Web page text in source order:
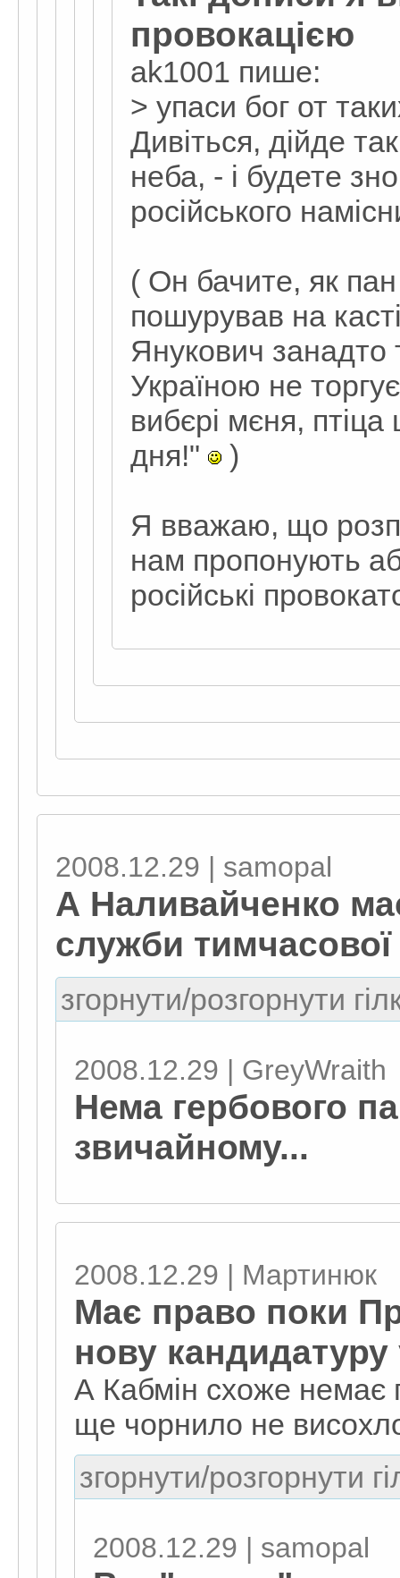
провокацією
ak1001 пише:
> упаси бог от
Дивіться, дійде
неба, - і будете
російського
( Он бачите, як
пошурував на
Янукович
Україною не
вибєрі мєня,
дня!"
)
Я вважаю, що
нам пропонують
російські
2008.12.29 | samopal
А Наливайченко
служби
згорнути/розгорнути
2008.12.29 | GreyWraith
Нема гербового
звичайному...
2008.12.29 | Мартинюк
Має право поки
нову
А Кабмін схоже немає
ще чорнило не
згорнути/розгорнути
2008.12.29 | samopal